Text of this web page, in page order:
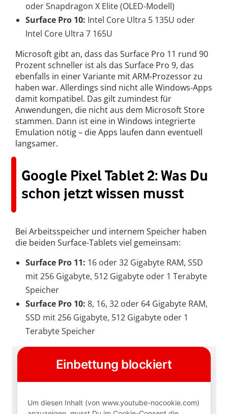
oder Snapdragon X Elite (OLED-Modell)
Surface Pro 10: Intel Core Ultra 5 135U oder
Intel Core Ultra 7 165U
Microsoft gibt an, dass das Surface Pro 11 rund 90
Prozent schneller ist als das Surface Pro 9, das
ebenfalls in einer Variante mit ARM-Prozessor zu
haben war. Allerdings sind nicht alle Windows-Apps
damit kompatibel. Das gilt zumindest für
Anwendungen, die nicht aus dem Microsoft Store
stammen. Dann ist eine in Windows integrierte
Emulation nötig – die Apps laufen dann eventuell
langsamer.
Google Pixel Tablet 2: Was Du
schon jetzt wissen musst
Bei Arbeitsspeicher und internem Speicher haben
die beiden Surface-Tablets viel gemeinsam:
Surface Pro 11: 16 oder 32 Gigabyte RAM, SSD
mit 256 Gigabyte, 512 Gigabyte oder 1 Terabyte
Speicher
Surface Pro 10: 8, 16, 32 oder 64 Gigabyte RAM,
SSD mit 256 Gigabyte, 512 Gigabyte oder 1
Terabyte Speicher